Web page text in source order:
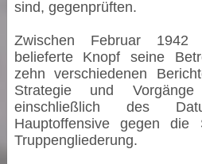
sind, gegenprüften.
Zwischen Februar
belieferte Knopf seine
zehn verschiedenen
Strategie und
einschließlich des
Hauptoffensive gegen die
Truppengliederung.